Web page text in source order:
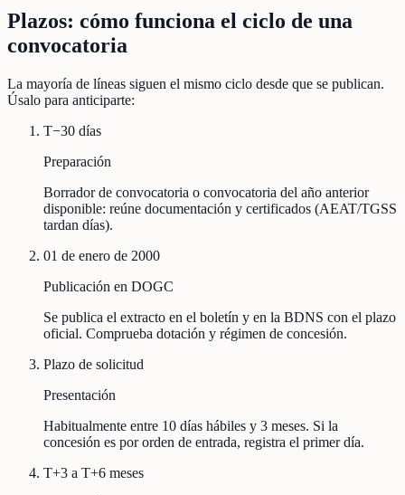
Plazos: cómo funciona el ciclo de una
convocatoria
La mayoría de líneas siguen el mismo ciclo desde que se publican.
Úsalo para anticiparte:
T−30 días
Preparación
Borrador de convocatoria o convocatoria del año anterior
disponible: reúne documentación y certificados (AEAT/TGSS
tardan días).
01 de enero de 2000
Publicación en DOGC
Se publica el extracto en el boletín y en la BDNS con el plazo
oficial. Comprueba dotación y régimen de concesión.
Plazo de solicitud
Presentación
Habitualmente entre 10 días hábiles y 3 meses. Si la
concesión es por orden de entrada, registra el primer día.
T+3 a T+6 meses